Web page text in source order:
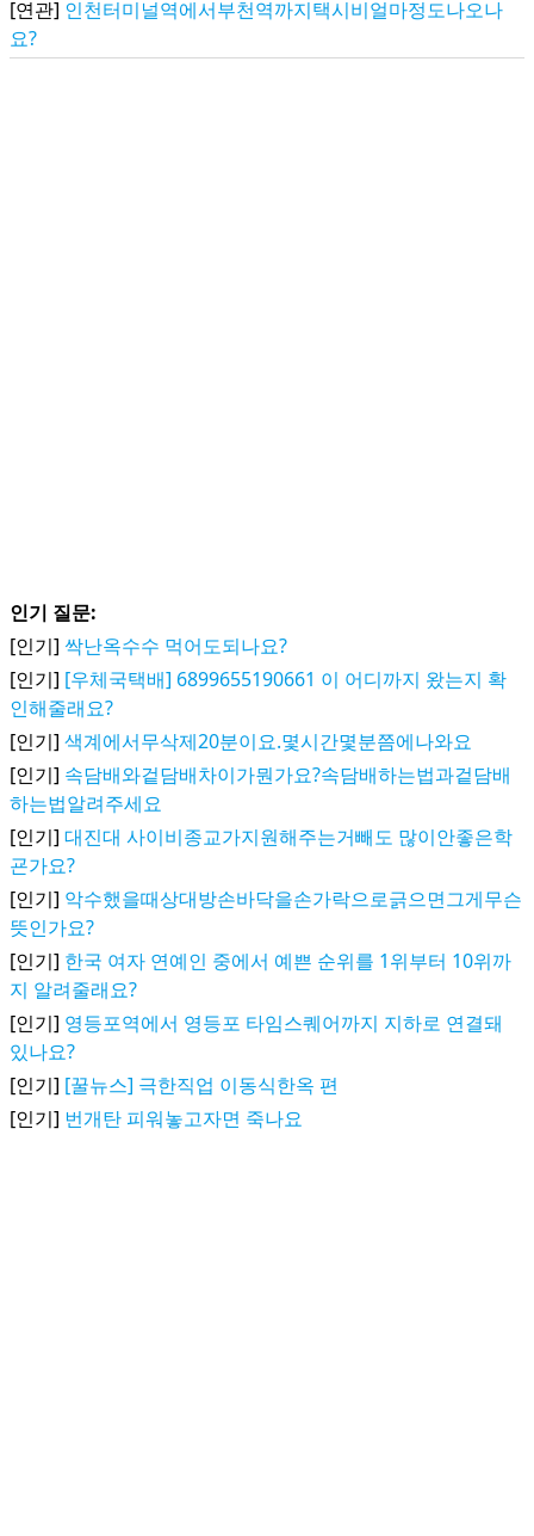
[연관] 인천터미널역에서부천역까지택시비얼마정도나오나
요?
인기 질문:
[인기] 싹난옥수수 먹어도되나요?
[인기] [우체국택배] 6899655190661 이 어디까지 왔는지 확
인해줄래요?
[인기] 색계에서무삭제20분이요.몇시간몇분쯤에나와요
[인기] 속담배와겉담배차이가뭔가요?속담배하는법과겉담배
하는법알려주세요
[인기] 대진대 사이비종교가지원해주는거빼도 많이안좋은학
굔가요?
[인기] 악수했을때상대방손바닥을손가락으로긁으면그게무슨
뜻인가요?
[인기] 한국 여자 연예인 중에서 예쁜 순위를 1위부터 10위까
지 알려줄래요?
[인기] 영등포역에서 영등포 타임스퀘어까지 지하로 연결돼
있나요?
[인기] [꿀뉴스] 극한직업 이동식한옥 편
[인기] 번개탄 피워놓고자면 죽나요